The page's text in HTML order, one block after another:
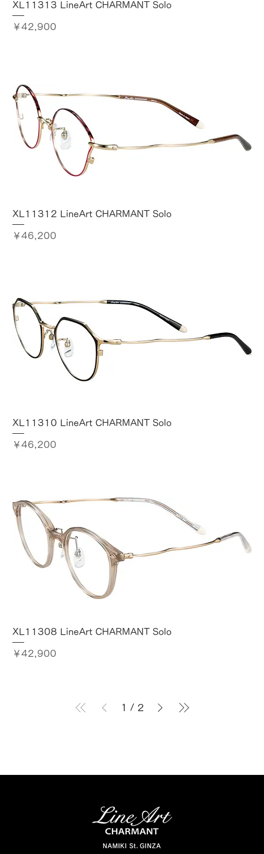
XL11313 LineArt CHARMANT Solo
価格
￥42,900
XL11312 LineArt CHARMANT Solo
価格
￥46,200
XL11310 LineArt CHARMANT Solo
価格
￥46,200
XL11308 LineArt CHARMANT Solo
価格
￥42,900
1 / 2